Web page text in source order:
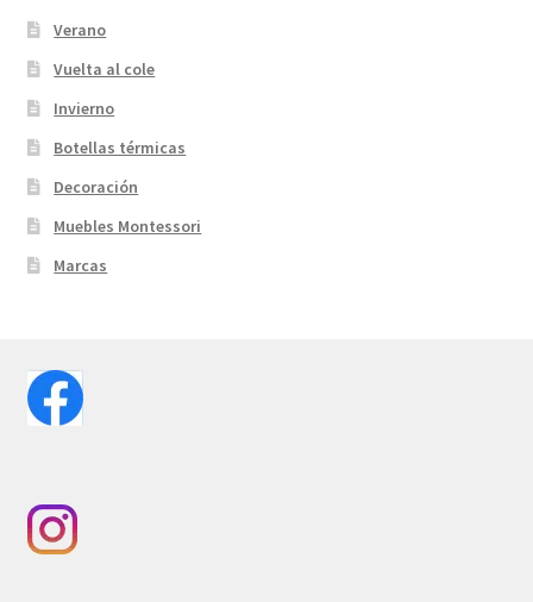
Verano
Vuelta al cole
Invierno
Botellas térmicas
Decoración
Muebles Montessori
Marcas